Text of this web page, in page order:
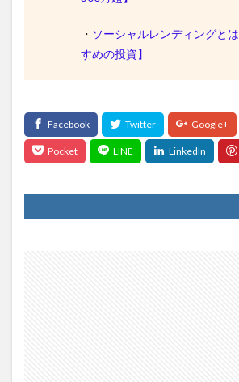
・ ソーシャルレンディングと
すめの投資】